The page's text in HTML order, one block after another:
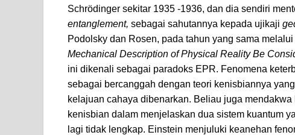
Schrödinger sekitar 1935 -1936, dan dia sendiri
entanglement, sebagai sahutannya kepada ujikaji
Podolsky dan Rosen, pada tahun yang sama
Mechanical Description of Physical Reality Be
ini dikenali sebagai paradoks EPR. Fenomena
sebagai bercanggah dengan teori kenisbiannya
kelajuan cahaya dibenarkan. Beliau juga
kenisbian dalam menjelaskan dua sistem kuantum
lagi tidak lengkap. Einstein menjuluki keanehan